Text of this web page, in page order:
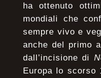
ha ottenuto
mondiali che
sempre vivo e
anche del primo
dall’incisione di
Europa lo scorso